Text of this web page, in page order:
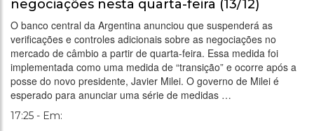
negociações nesta quarta-feira (13/12)
O banco central da Argentina anunciou que suspenderá as
verificações e controles adicionais sobre as negociações no
mercado de câmbio a partir de quarta-feira. Essa medida foi
implementada como uma medida de “transição” e ocorre após a
posse do novo presidente, Javier Milei. O governo de Milei é
esperado para anunciar uma série de medidas …
17:25 - Em: